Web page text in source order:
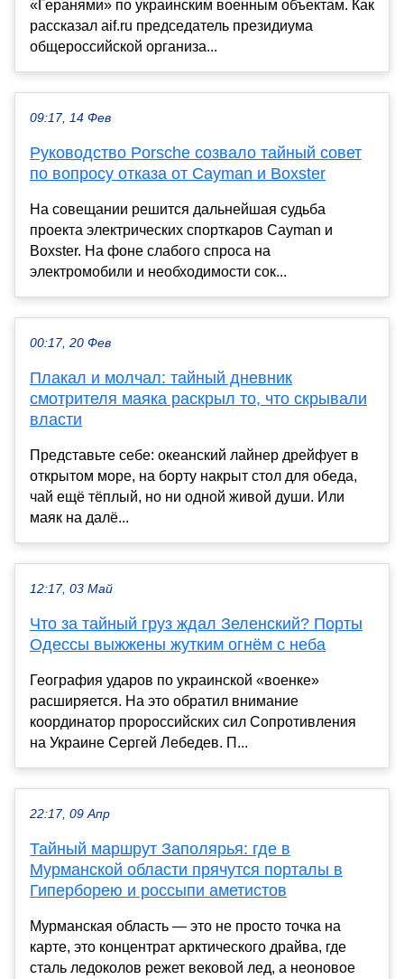
«Геранями» по украинским военным объектам. Как
рассказал aif.ru председатель президиума
общероссийской организа...
09:17, 14 Фев
Руководство Porsche созвало тайный совет
по вопросу отказа от Cayman и Boxster
На совещании решится дальнейшая судьба
проекта электрических спорткаров Cayman и
Boxster. На фоне слабого спроса на
электромобили и необходимости сок...
00:17, 20 Фев
Плакал и молчал: тайный дневник
смотрителя маяка раскрыл то, что скрывали
власти
Представьте себе: океанский лайнер дрейфует в
открытом море, на борту накрыт стол для обеда,
чай ещё тёплый, но ни одной живой души. Или
маяк на далё...
12:17, 03 Май
Что за тайный груз ждал Зеленский? Порты
Одессы выжжены жутким огнём с неба
География ударов по украинской «военке»
расширяется. На это обратил внимание
координатор пророссийских сил Сопротивления
на Украине Сергей Лебедев. П...
22:17, 09 Апр
Тайный маршрут Заполярья: где в
Мурманской области прячутся порталы в
Гиперборею и россыпи аметистов
Мурманская область — это не просто точка на
карте, это концентрат арктического драйва, где
сталь ледоколов режет вековой лед, а неоновое